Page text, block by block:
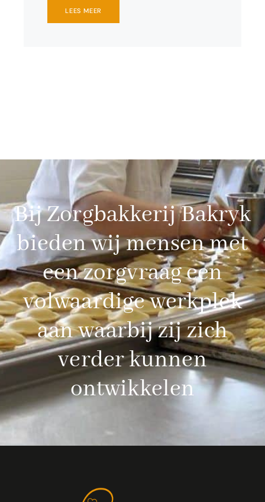
LEES MEER
Bij Zorgbakkerij Bakryk
bieden wij mensen met
een zorgvraag een
volwaardige werkplek
aan waarbij zij zich
verder kunnen
ontwikkelen